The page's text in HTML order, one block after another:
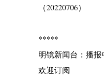
（20220706）
*****
明镜新闻台：播报
欢迎订阅